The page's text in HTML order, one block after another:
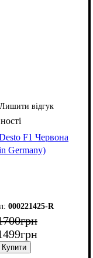
Лишити відгук
F1 Червона
Germany)
000221425-R
грн
грн